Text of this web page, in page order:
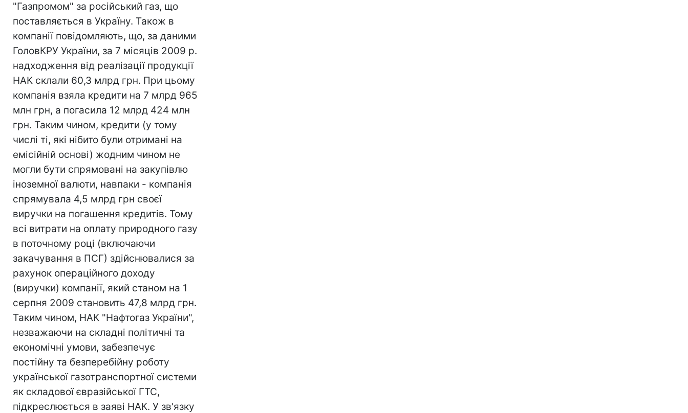
"Газпромом" за російський газ, що
поставляється в Україну. Також в
компанії повідомляють, що, за даними
ГоловКРУ України, за 7 місяців 2009 р.
надходження від реалізації продукції
НАК склали 60,3 млрд грн. При цьому
компанія взяла кредити на 7 млрд 965
млн грн, а погасила 12 млрд 424 млн
грн. Таким чином, кредити (у тому
числі ті, які нібито були отримані на
емісійній основі) жодним чином не
могли бути спрямовані на закупівлю
іноземної валюти, навпаки - компанія
спрямувала 4,5 млрд грн своєї
виручки на погашення кредитів. Тому
всі витрати на оплату природного газу
в поточному році (включаючи
закачування в ПСГ) здійснювалися за
рахунок операційного доходу
(виручки) компанії, який станом на 1
серпня 2009 становить 47,8 млрд грн.
Таким чином, НАК "Нафтогаз України",
незважаючи на складні політичні та
економічні умови, забезпечує
постійну та безперебійну роботу
української газотранспортної системи
як складової євразійської ГТС,
підкреслюється в заяві НАК. У зв'язку